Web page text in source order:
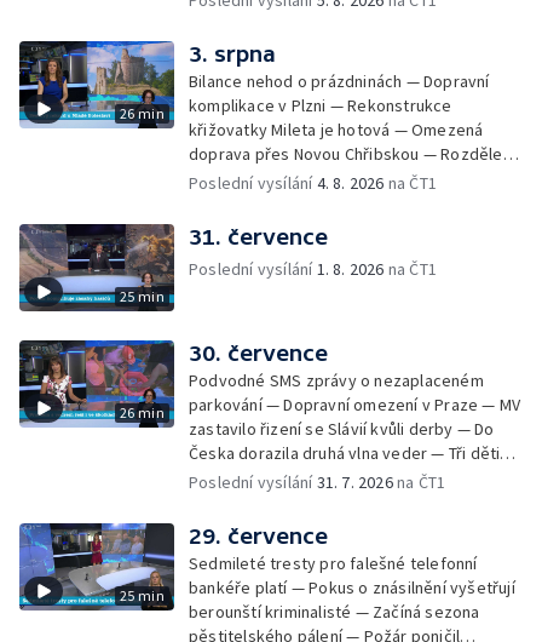
spadl v Karlvoych Varech do řeky —
pastí na hmyz se chytají ptáci
zřítil strop — Požár lesa u šumavských
Nezdic — Modernizace úseku dálnice D8 —
Ocenění pro řidiče za záchranu ženy —
Skončily lhůty pro podání volebních listin —
Tři případy utonutí na jihu Čech — Na řece
Orlici nelze plout kvůli demolici mostu —
Čištění Karlova mostu — Porušování pravidel
borůvek na Šumavě — Revitalizovaný rybník
bez vody — Ruční výroba mozaiky pro
liberecký bazén
26 min
3. srpna
Bilance nehod o prázdninách — Dopravní
komplikace v Plzni — Rekonstrukce
křižovatky Mileta je hotová — Omezená
doprava přes Novou Chřibskou — Rozdělení
peněz ušetřených za rekultivace — Světový
Příbramsku hořel les — Na Novoborsku
dopadli žháře — Česko se potýký s
nedostatkem vody — Ochrana organismu
Nelegání hřbitov domácích mazlíčků — Státní
zastupitelství zrušilo trestní stíhání ženy z
Teplicka, kterou policie dříve obvinila z
týrání koček — Péče o seniory jako brigáda
— Po pádu stromů prověří alej odborníci —
Tradiční neckyáda v Želivi na Pelhřimovsku —
Festival Hrady CZ poprvé na Hluboké
Poslední vysílání4. 8. 2026 na ČT1
25 min
31. července
Poslední vysílání1. 8. 2026 na ČT1
26 min
30. července
Podvodné SMS zprávy o nezaplaceném
parkování — Dopravní omezení v Praze — MV
zastavilo řizení se Slávií kvůli derby — Do
Česka dorazila druhá vlna veder — Tři děti
zůstali v rozpáleném autě — Problém s
mraženými potravinami v horku — Slavnostní
vyřazení absolventů Univerzity obrany —
Zájem o obytné vozy roste — Praha má
novou servisní loď — Vidická samoobslužná
prodejna si na provoz vydělá — U jezera
Poslední vysílání31. 7. 2026na ČT1
25 min
29. července
Sedmileté tresty pro falešné telefonní
bankéře platí — Pokus o znásilnění vyšetřují
berounští kriminalisté — Začíná sezona
pěstitelského pálení — Požár poničil